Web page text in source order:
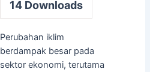
14Downloads
Perubahan iklim
berdampak besar pada
sektor ekonomi, terutama